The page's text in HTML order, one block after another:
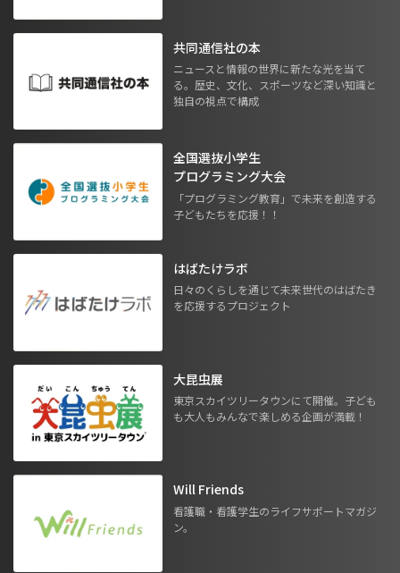
共同通信社の本
ニュースと情報の世界に新たな光を当て
る。歴史、文化、スポーツなど深い知識と
独自の視点で構成
全国選抜小学生
プログラミング大会
「プログラミング教育」で未来を創造する
子どもたちを応援！！
はばたけラボ
日々のくらしを通じて未来世代のはばたき
を応援するプロジェクト
大昆虫展
東京スカイツリータウンにて開催。子ども
も大人もみんなで楽しめる企画が満載！
Will Friends
看護職・看護学生のライフサポートマガジ
ン。